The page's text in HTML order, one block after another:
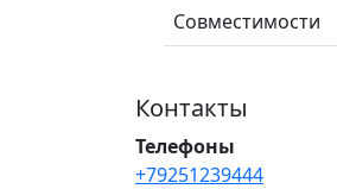
Совместимости
Контакты
Телефоны
+79251239444